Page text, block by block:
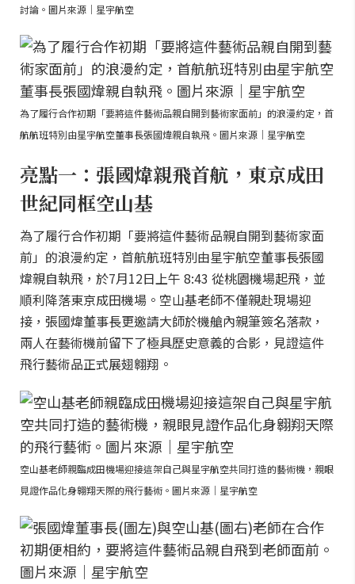
討論。圖片來源｜星宇航空
為了履行合作初期「要將這件藝術品親自開到藝術家面前」的浪漫約定，首
航航班特別由星宇航空董事長張國煒親自執飛。圖片來源｜星宇航空
亮點一：張國煒親飛首航，東京成田
世紀同框空山基
為了履行合作初期「要將這件藝術品親自開到藝術家面
前」的浪漫約定，首航航班特別由星宇航空董事長張國
煒親自執飛，於7月12日上午 8:43 從桃園機場起飛，並
順利降落東京成田機場。空山基老師不僅親赴現場迎
接，張國煒董事長更邀請大師於機艙內親筆簽名落款，
兩人在藝術機前留下了極具歷史意義的合影，見證這件
飛行藝術品正式展翅翱翔。
空山基老師親臨成田機場迎接這架自己與星宇航空共同打造的藝術機，親眼
見證作品化身翱翔天際的飛行藝術。圖片來源｜星宇航空